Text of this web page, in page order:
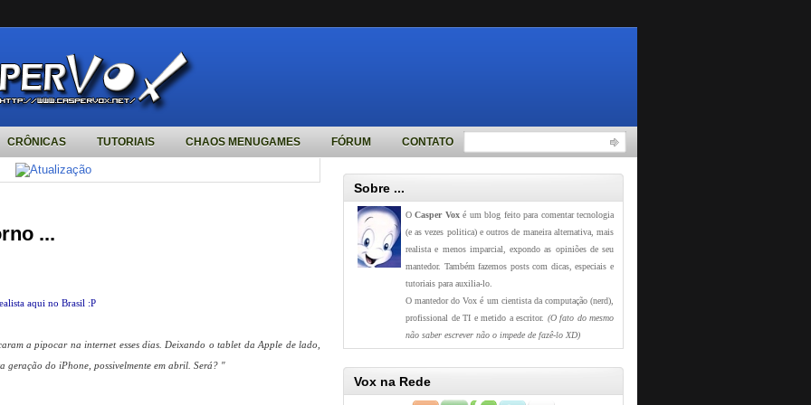
CRÔNICAS TUTORIAIS CHAOS MENUGAMES FÓRUM CONTATO
...
aqui no Brasil :P
a pipocar na internet esses dias. Deixando o tablet da Apple de lado,
geração do iPhone, possivelmente em abril. Será? "
Sobre ...
OCasper Voxé um blog feito para comentar tecnologia
(e as vezes politica) e outros de maneira alternativa, mais
realista e menos imparcial, expondo as opiniões de seu
mantedor. Também fazemos posts com dicas, especiais e
tutoriais para auxilia-lo.
O mantedor do Vox é um cientista da computação (nerd),
profissional de TI e metido a escritor. (O fato do mesmo
não saber escrever não o impede de fazê-lo XD)
Vox na Rede